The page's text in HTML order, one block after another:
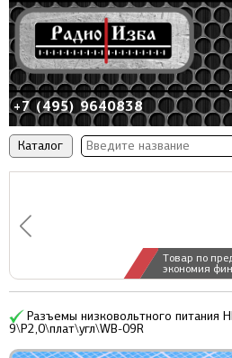
Каталог
Товар по
экономия
+7 (495) 9640838
Разъемы низковольтного питания
9\P2,0\плат\угл\WB-09R